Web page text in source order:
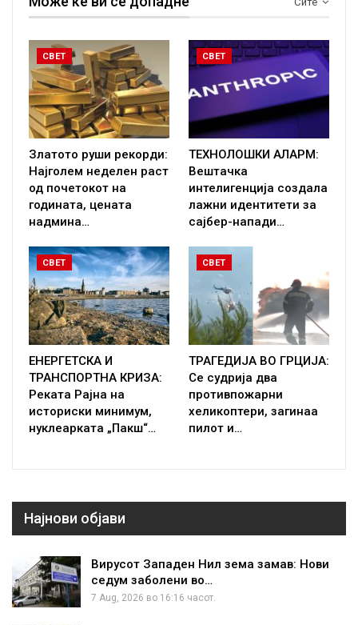
СВЕТ
Златото руши рекорди:
Најголем неделен раст
од почетокот на
годината, цената
надмина…
СВЕТ
ТЕХНОЛОШКИ АЛАРМ:
Вештачка
интелигенција создала
лажни идентитети за
сајбер-напади…
СВЕТ
ЕНЕРГЕТСКА И
ТРАНСПОРТНА КРИЗА:
Реката Рајна на
историски минимум,
нуклеарката „Пакш“…
СВЕТ
ТРАГЕДИЈА ВО ГРЦИЈА:
Се судрија два
противпожарни
хеликоптери, загинаа
пилот и…
Најнови објави
Вирусот Западен Нил зема замав: Нови
седум заболени во…
7 Aug, 2026 во 16:16 часот.